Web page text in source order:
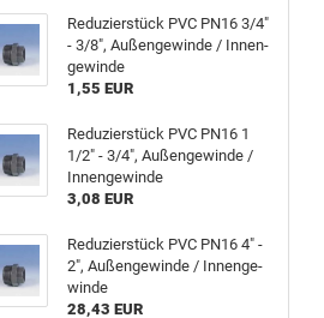
Re­du­zier­stück PVC PN16 3/4"
- 3/8", Au­ßen­ge­win­de / In­nen­
ge­win­de
1,55 EUR
Re­du­zier­stück PVC PN16 1
1/2" - 3/4", Au­ßen­ge­win­de /
In­nen­ge­win­de
3,08 EUR
Re­du­zier­stück PVC PN16 4" -
2", Au­ßen­ge­win­de / In­nen­ge­
win­de
28,43 EUR